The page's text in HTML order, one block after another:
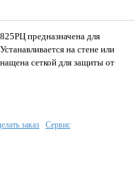
предназначена для
на стене или
сеткой для защиты от
заказ Сервис